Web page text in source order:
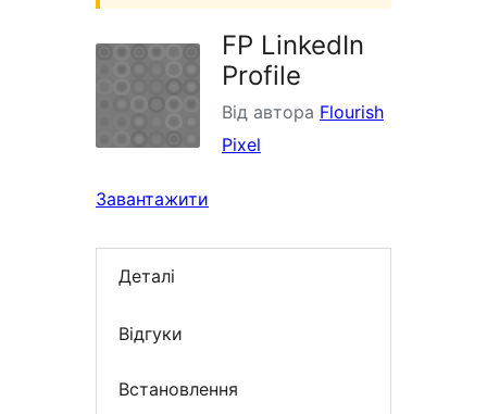
FP LinkedIn
Profile
Від автора Flourish
Pixel
Завантажити
Деталі
Відгуки
Встановлення